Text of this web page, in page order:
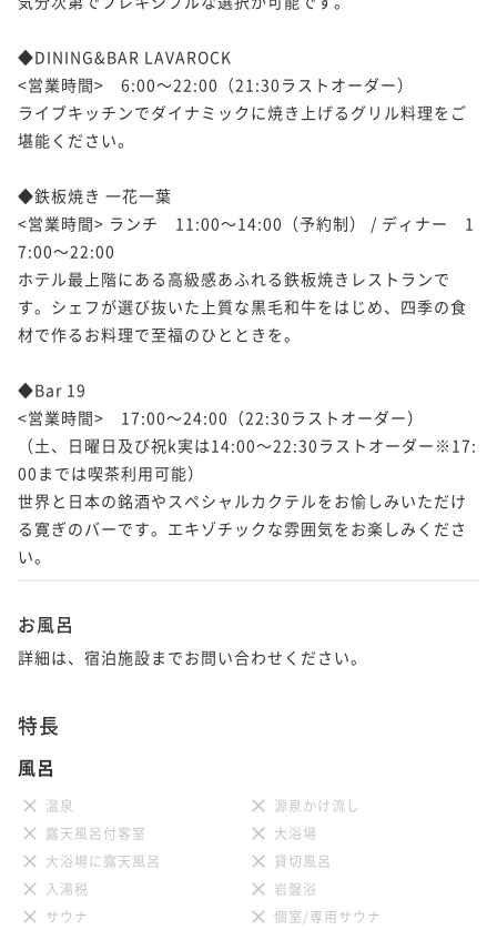
◆DINING&BAR LAVAROCK
<営業時間>　6:00～22:00（21:30ラストオーダー）
ライブキッチンでダイナミックに焼き上げるグリル料理をご
堪能ください。
◆鉄板焼き 一花一葉
<営業時間> ランチ　11:00～14:00（予約制） / ディナー　1
7:00～22:00
ホテル最上階にある高級感あふれる鉄板焼きレストランで
す。シェフが選び抜いた上質な黒毛和牛をはじめ、四季の食
材で作るお料理で至福のひとときを。
◆Bar 19
<営業時間>　17:00～24:00（22:30ラストオーダー）
（土、日曜日及び祝k実は14:00～22:30ラストオーダー※17:
00までは喫茶利用可能）
世界と日本の銘酒やスペシャルカクテルをお愉しみいただけ
る寛ぎのバーです。エキゾチックな雰囲気をお楽しみくださ
い。
お風呂
詳細は、宿泊施設までお問い合わせください。
特長
風呂
温泉
源泉かけ流し
露天風呂付客室
大浴場
大浴場に露天風呂
貸切風呂
入湯税
岩盤浴
サウナ
個室/専用サウナ